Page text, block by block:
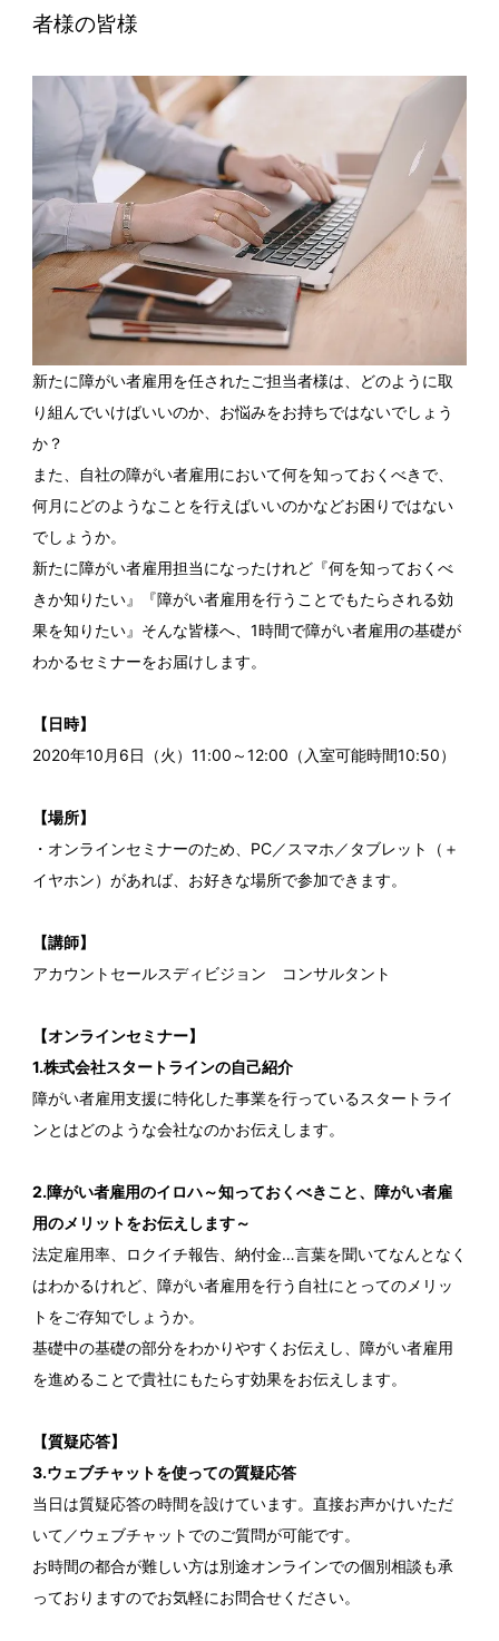
者様の皆様
新たに障がい者雇用を任されたご担当者様は、どのように取
り組んでいけばいいのか、お悩みをお持ちではないでしょう
か？
また、自社の障がい者雇用において何を知っておくべきで、
何月にどのようなことを行えばいいのかなどお困りではない
でしょうか。
新たに障がい者雇用担当になったけれど『何を知っておくべ
きか知りたい』『障がい者雇用を行うことでもたらされる効
果を知りたい』そんな皆様へ、1時間で障がい者雇用の基礎が
わかるセミナーをお届けします。
【日時】
2020年10月6日（火）11:00～12:00（入室可能時間10:50）
【場所】
・オンラインセミナーのため、PC／スマホ／タブレット（＋
イヤホン）があれば、お好きな場所で参加できます。
【講師】
アカウントセールスディビジョン コンサルタント
【オンラインセミナー】
1.株式会社スタートラインの自己紹介
障がい者雇用支援に特化した事業を行っているスタートライ
ンとはどのような会社なのかお伝えします。
2.障がい者雇用のイロハ～知っておくべきこと、障がい者雇
用のメリットをお伝えします～
法定雇用率、ロクイチ報告、納付金…言葉を聞いてなんとなく
はわかるけれど、障がい者雇用を行う自社にとってのメリッ
トをご存知でしょうか。
基礎中の基礎の部分をわかりやすくお伝えし、障がい者雇用
を進めることで貴社にもたらす効果をお伝えします。
【質疑応答】
3.ウェブチャットを使っての質疑応答
当日は質疑応答の時間を設けています。直接お声かけいただ
いて／ウェブチャットでのご質問が可能です。
お時間の都合が難しい方は別途オンラインでの個別相談も承
っておりますのでお気軽にお問合せください。